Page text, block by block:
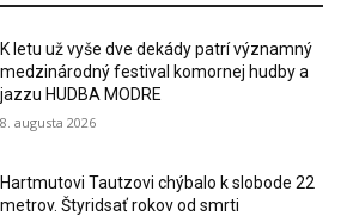
K letu už vyše dve dekády patrí významný
medzinárodný festival komornej hudby a
jazzu HUDBA MODRE
8. augusta 2026
Hartmutovi Tautzovi chýbalo k slobode 22
metrov. Štyridsať rokov od smrti